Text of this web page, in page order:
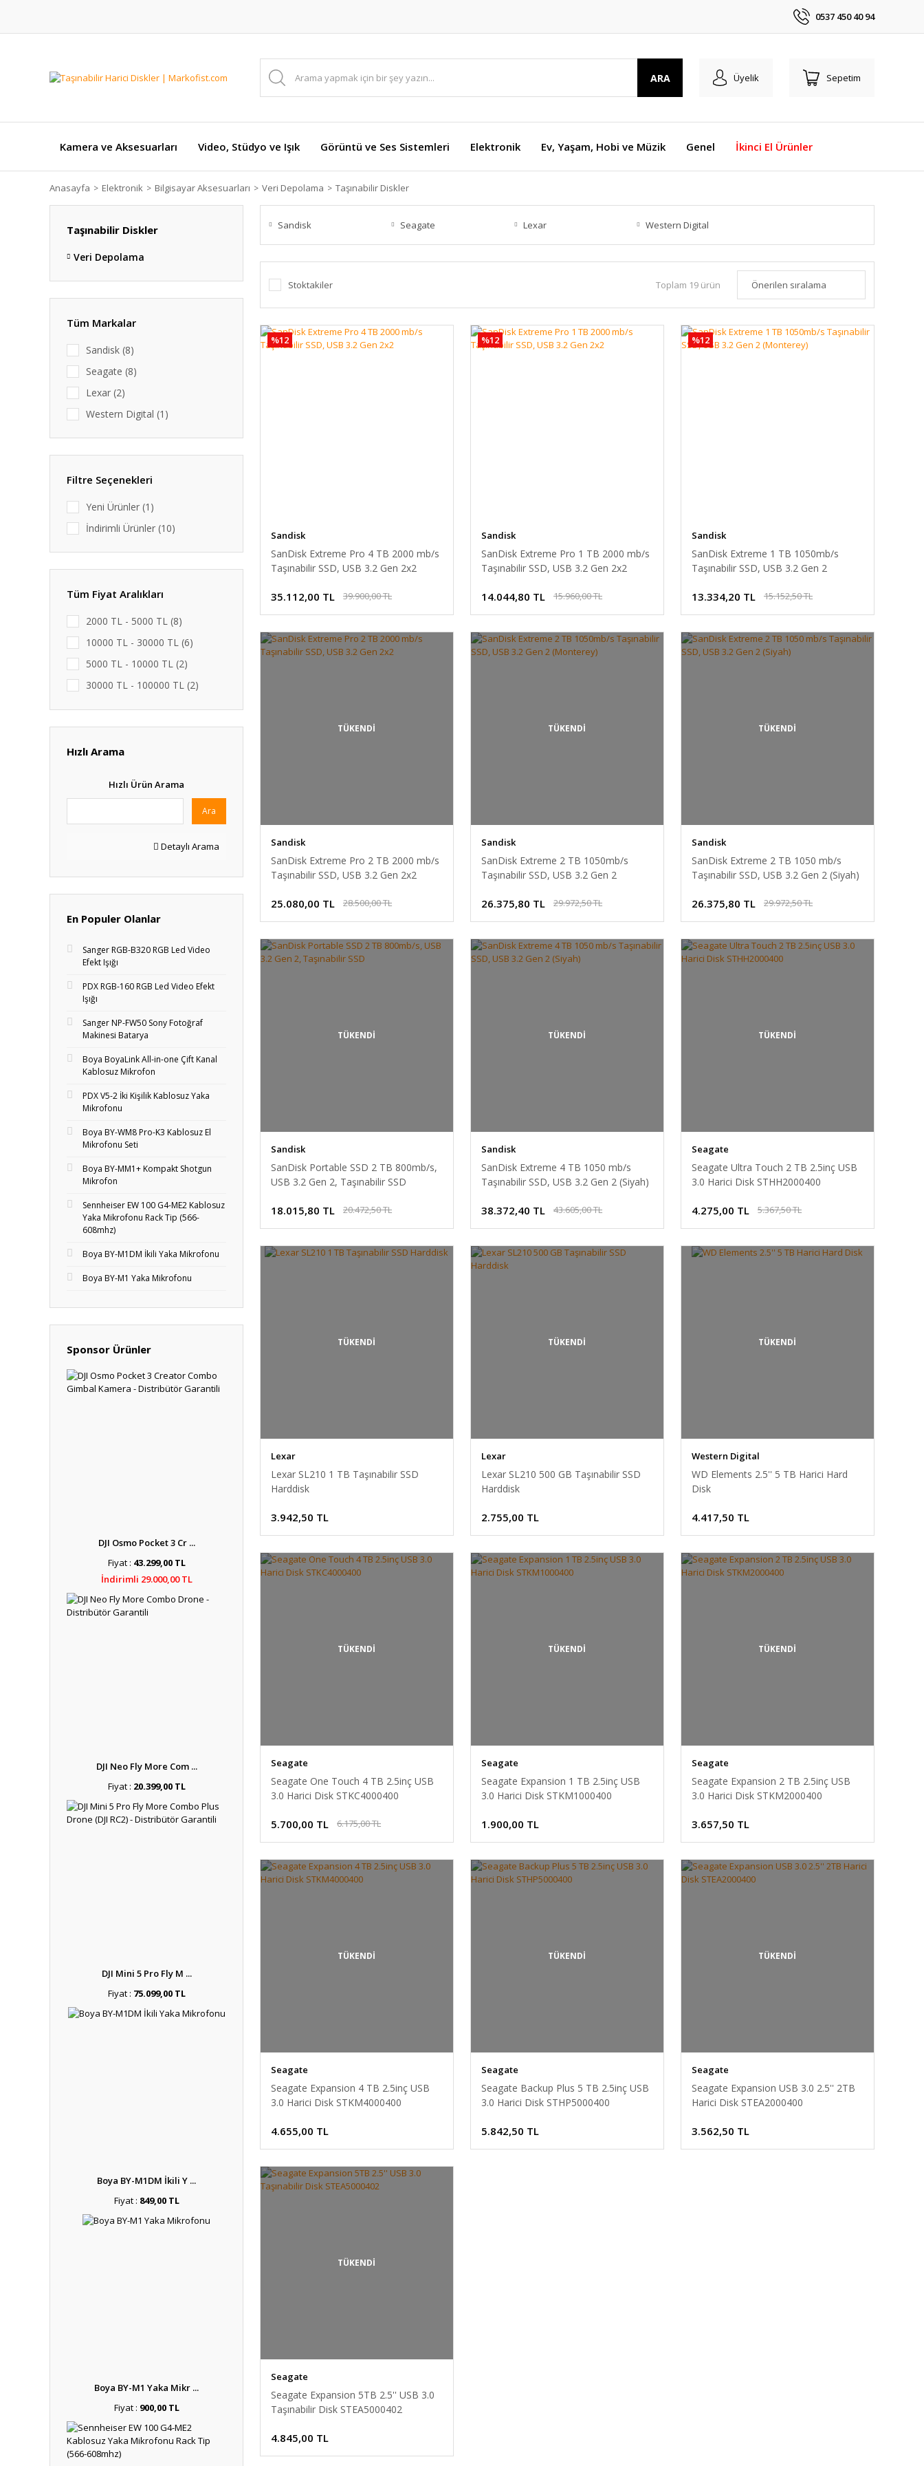
0537 450 40 94
ARA Üyelik Sepetim
Kamera ve Aksesuarları Video, Stüdyo ve Işık Görüntü ve Ses Sistemleri Elektronik Ev, Yaşam, Hobi ve Müzik Genel İkinci El Ürünler
Anasayfa Elektronik Bilgisayar Aksesuarları Veri Depolama Taşınabilir Diskler
Taşınabilir Diskler
Veri Depolama
Tüm Markalar
Sandisk (8)
Seagate (8)
Lexar (2)
Western Digital (1)
Filtre Seçenekleri
Yeni Ürünler (1)
İndirimli Ürünler (10)
Tüm Fiyat Aralıkları
2000 TL - 5000 TL (8)
10000 TL - 30000 TL (6)
5000 TL - 10000 TL (2)
30000 TL - 100000 TL (2)
1 TL - 2000 TL (1)
Hızlı Arama
Hızlı Ürün Arama
Ara
Detaylı Arama
En Populer Olanlar
Sanger RGB-B320 RGB Led Video
Efekt Işığı
PDX RGB-160 RGB Led Video Efekt
Işığı
Sanger NP-FW50 Sony Fotoğraf
Makinesi Batarya
Boya BoyaLink All-in-one Çift Kanal
Kablosuz Mikrofon
PDX V5-2 İki Kişilik Kablosuz Yaka
Mikrofonu
Boya BY-WM8 Pro-K3 Kablosuz El
Mikrofonu Seti
Boya BY-MM1+ Kompakt Shotgun
Mikrofon
Sennheiser EW 100 G4-ME2 Kablosuz
Yaka Mikrofonu Rack Tip (566-
608mhz)
Boya BY-M1DM İkili Yaka Mikrofonu
Boya BY-M1 Yaka Mikrofonu
Sponsor Ürünler
DJI Osmo Pocket 3 Cr ...
Fiyat : 43.299,00 TL
İndirimli 29.000,00 TL
DJI Neo Fly More Com ...
Fiyat : 20.399,00 TL
DJI Mini 5 Pro Fly M ...
Fiyat : 75.099,00 TL
Boya BY-M1DM İkili Y ...
Fiyat : 849,00 TL
Boya BY-M1 Yaka Mikr ...
Fiyat : 900,00 TL
Sandisk Seagate Lexar Western Digital
Stoktakiler Toplam 19 ürün
%12
Sandisk
SanDisk Extreme Pro 4 TB 2000 mb/s
Taşınabilir SSD, USB 3.2 Gen 2x2
35.112,00 TL 39.900,00 TL
%12
Sandisk
SanDisk Extreme Pro 1 TB 2000 mb/s
Taşınabilir SSD, USB 3.2 Gen 2x2
14.044,80 TL 15.960,00 TL
%12
Sandisk
SanDisk Extreme 1 TB 1050mb/s
Taşınabilir SSD, USB 3.2 Gen 2
13.334,20 TL 15.152,50 TL
TÜKENDİ
Sandisk
SanDisk Extreme Pro 2 TB 2000 mb/s
Taşınabilir SSD, USB 3.2 Gen 2x2
25.080,00 TL 28.500,00 TL
TÜKENDİ
Sandisk
SanDisk Extreme 2 TB 1050mb/s
Taşınabilir SSD, USB 3.2 Gen 2
26.375,80 TL 29.972,50 TL
TÜKENDİ
Sandisk
SanDisk Extreme 2 TB 1050 mb/s
Taşınabilir SSD, USB 3.2 Gen 2 (Siyah)
26.375,80 TL 29.972,50 TL
TÜKENDİ
Sandisk
SanDisk Portable SSD 2 TB 800mb/s,
USB 3.2 Gen 2, Taşınabilir SSD
18.015,80 TL 20.472,50 TL
TÜKENDİ
Sandisk
SanDisk Extreme 4 TB 1050 mb/s
Taşınabilir SSD, USB 3.2 Gen 2 (Siyah)
38.372,40 TL 43.605,00 TL
TÜKENDİ
Seagate
Seagate Ultra Touch 2 TB 2.5inç USB
3.0 Harici Disk STHH2000400
4.275,00 TL 5.367,50 TL
TÜKENDİ
Lexar
Lexar SL210 1 TB Taşınabilir SSD
Harddisk
3.942,50 TL
TÜKENDİ
Lexar
Lexar SL210 500 GB Taşınabilir SSD
Harddisk
2.755,00 TL
TÜKENDİ
Western Digital
WD Elements 2.5'' 5 TB Harici Hard
Disk
4.417,50 TL
TÜKENDİ
Seagate
Seagate One Touch 4 TB 2.5inç USB
3.0 Harici Disk STKC4000400
5.700,00 TL 6.175,00 TL
TÜKENDİ
Seagate
Seagate Expansion 1 TB 2.5inç USB
3.0 Harici Disk STKM1000400
1.900,00 TL
TÜKENDİ
Seagate
Seagate Expansion 2 TB 2.5inç USB
3.0 Harici Disk STKM2000400
3.657,50 TL
TÜKENDİ
Seagate
Seagate Expansion 4 TB 2.5inç USB
3.0 Harici Disk STKM4000400
4.655,00 TL
TÜKENDİ
Seagate
Seagate Backup Plus 5 TB 2.5inç USB
3.0 Harici Disk STHP5000400
5.842,50 TL
TÜKENDİ
Seagate
Seagate Expansion USB 3.0 2.5'' 2TB
Harici Disk STEA2000400
3.562,50 TL
TÜKENDİ
Seagate
Seagate Expansion 5TB 2.5'' USB 3.0
Taşınabilir Disk STEA5000402
4.845,00 TL